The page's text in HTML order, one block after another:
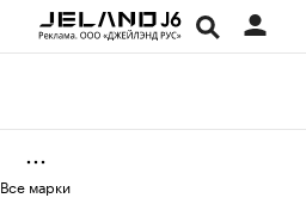
Все марки